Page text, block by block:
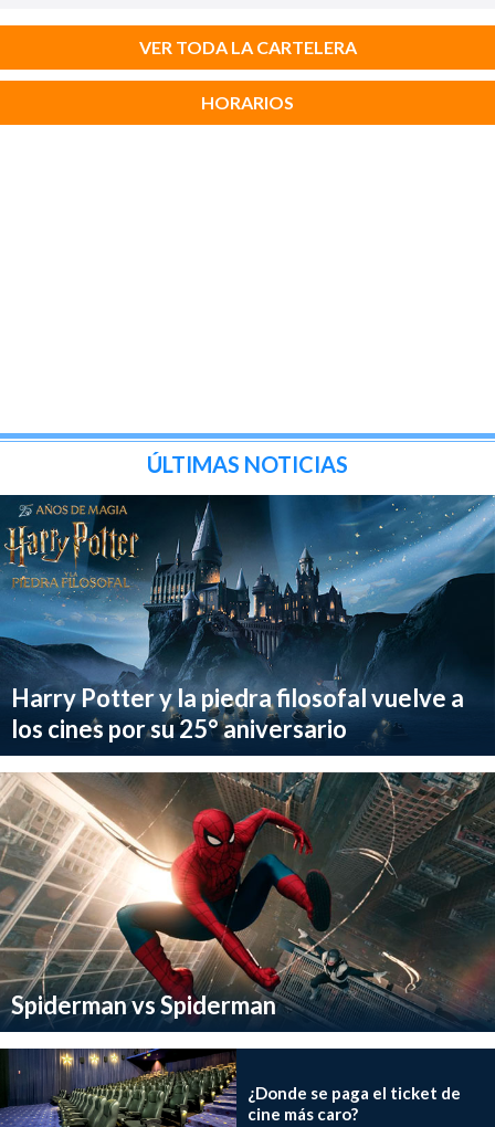
VER TODA LA CARTELERA
HORARIOS
ÚLTIMAS NOTICIAS
Harry Potter y la piedra filosofal vuelve a
los cines por su 25° aniversario
Spiderman vs Spiderman
¿Donde se paga el ticket de
cine más caro?